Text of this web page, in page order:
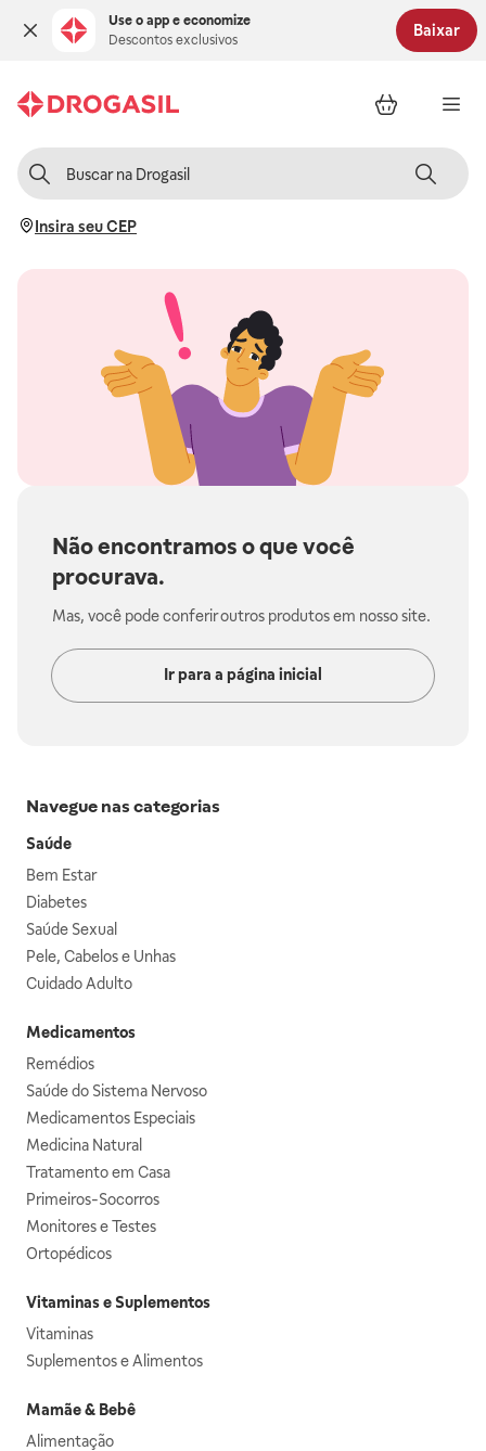
Use o app e economize
Descontos exclusivos
Baixar
Insira seu CEP
Não encontramos o que você
procurava.
Mas, você pode conferir outros produtos em nosso site.
Ir para a página inicial
Navegue nas categorias
Saúde
Bem Estar
Diabetes
Saúde Sexual
Pele, Cabelos e Unhas
Cuidado Adulto
Medicamentos
Remédios
Saúde do Sistema Nervoso
Medicamentos Especiais
Medicina Natural
Tratamento em Casa
Primeiros-Socorros
Monitores e Testes
Ortopédicos
Vitaminas e Suplementos
Vitaminas
Suplementos e Alimentos
Mamãe & Bebê
Alimentação